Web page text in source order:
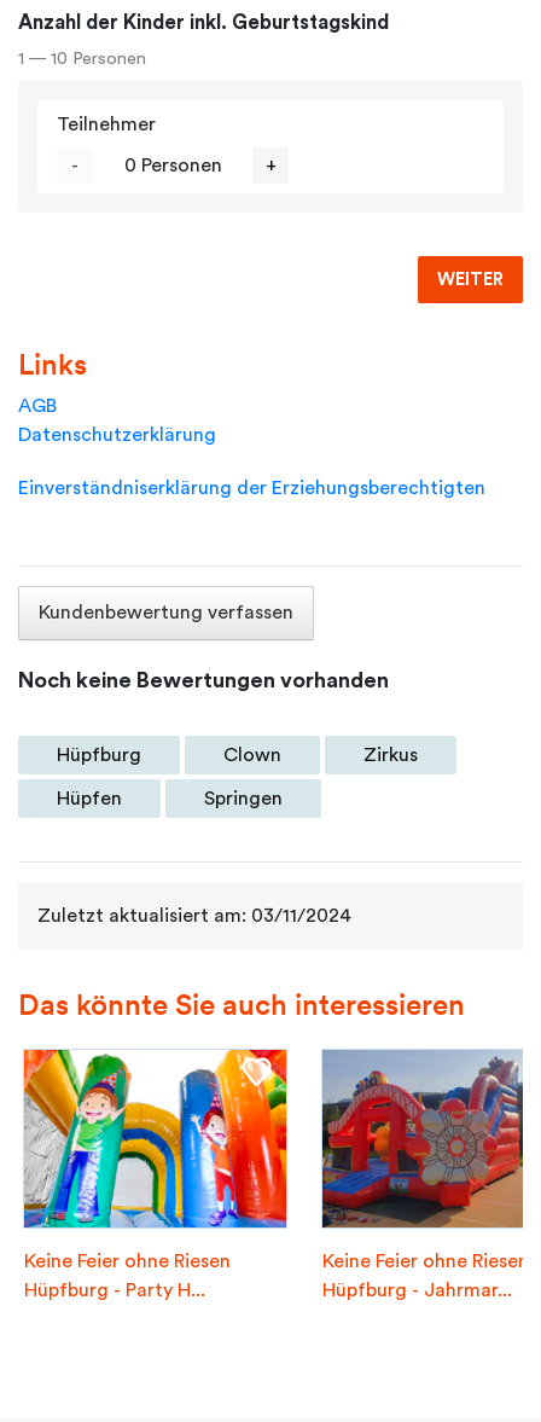
Anzahl der Kinder inkl. Geburtstagskind
1 — 10 Personen
Teilnehmer
- 0 Personen +
WEITER
Links
AGB
Datenschutzerklärung
Einverständniserklärung der Erziehungsberechtigten
Kundenbewertung verfassen
Noch keine Bewertungen vorhanden
Hüpfburg Clown Zirkus
Hüpfen Springen
Zuletzt aktualisiert am: 03/11/2024
Das könnte Sie auch interessieren
Keine Feier ohne Riesen
Hüpfburg - Party H...
Keine Feier ohne Riesen
Hüpfburg - Jahrmar...